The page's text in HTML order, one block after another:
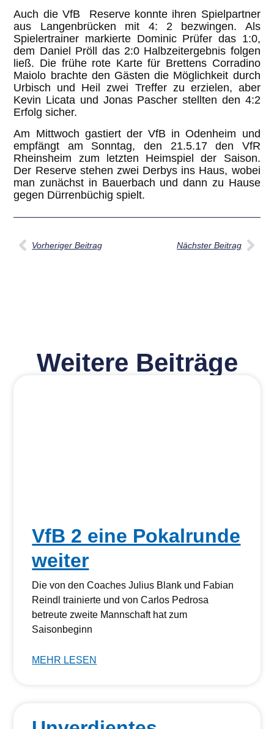
Auch die VfB Reserve konnte ihren Spielpartner
aus Langenbrücken mit 4: 2 bezwingen. Als
Spielertrainer markierte Dominic Prüfer das 1:0,
dem Daniel Pröll das 2:0 Halbzeitergebnis folgen
ließ. Die frühe rote Karte für Brettens Corradino
Maiolo brachte den Gästen die Möglichkeit durch
Urbisch und Heil zwei Treffer zu erzielen, aber
Kevin Licata und Jonas Pascher stellten den 4:2
Erfolg sicher.
Am Mittwoch gastiert der VfB in Odenheim und
empfängt am Sonntag, den 21.5.17 den VfR
Rheinsheim zum letzten Heimspiel der Saison.
Der Reserve stehen zwei Derbys ins Haus, wobei
man zunächst in Bauerbach und dann zu Hause
gegen Dürrenbüchig spielt.
Vorheriger Beitrag Nächster Beitrag
Weitere Beiträge
VfB 2 eine Pokalrunde
weiter
Die von den Coaches Julius Blank und Fabian
Reindl trainierte und von Carlos Pedrosa
betreute zweite Mannschaft hat zum
Saisonbeginn
MEHR LESEN